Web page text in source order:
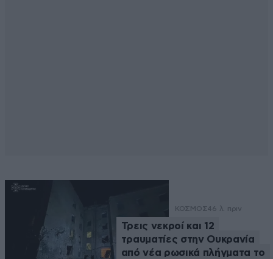
ΚΟΣΜΟΣ46 λ. πριν
Τρεις νεκροί και 12
τραυματίες στην Ουκρανία
από νέα ρωσικά πλήγματα το